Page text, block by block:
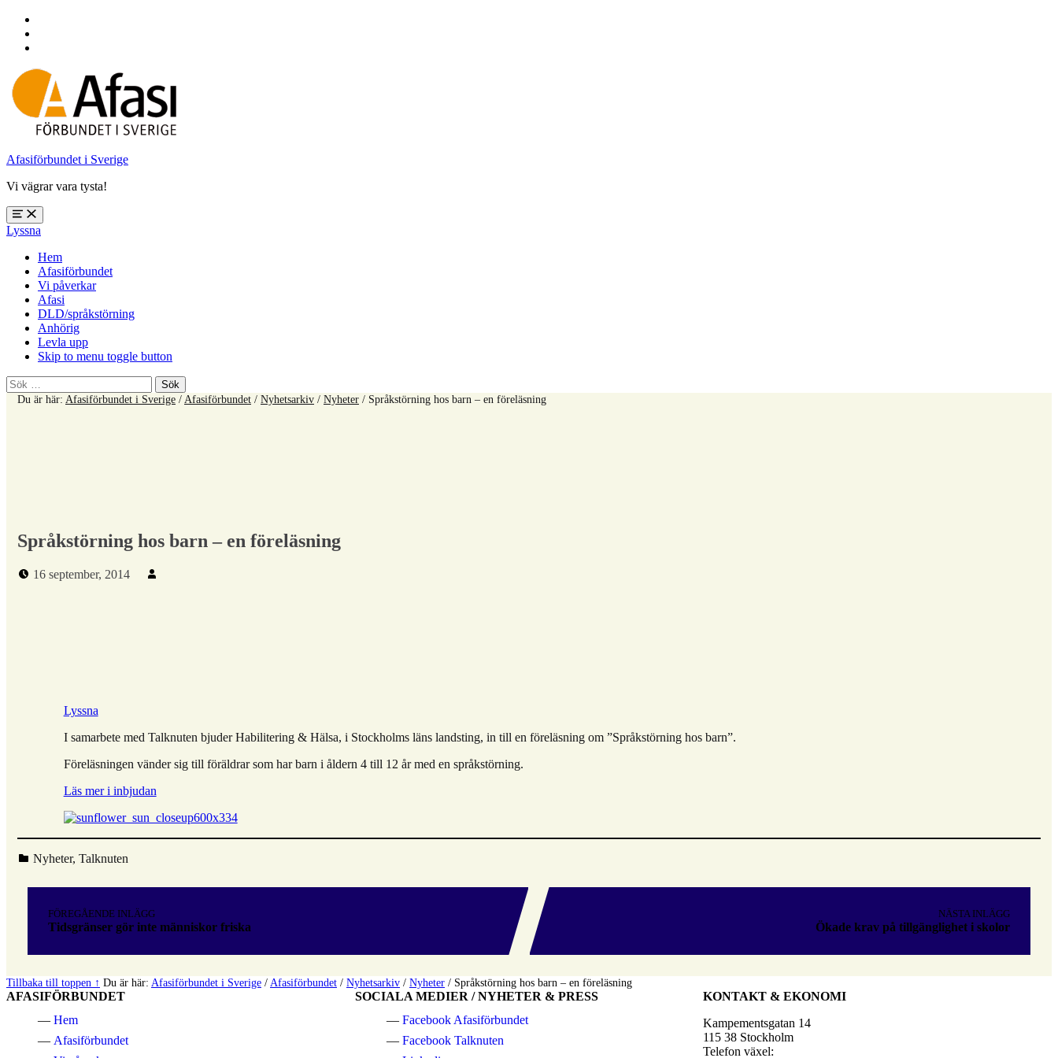
sidfoten
Afasiförbundet i Sverige
Vi vägrar vara tysta!
Öppna
meny:
%s
Lyssna
Hem
Afasiförbundet
Vi påverkar
Afasi
DLD/språkstörning
Anhörig
Levla upp
Skip to menu toggle button
Sök
efter:Du är här: Afasiförbundet i Sverige /Afasiförbundet / Nyhetsarkiv / Nyheter / Språkstörning hos barn – en föreläsning
Språkstörning hos barn – en föreläsning
Publicerad den:
16 september, 2014
Lyssna
I samarbete med Talknuten bjuder Habilitering & Hälsa, i Stockholms läns landsting, in till en föreläsning om ”Språkstörning hos barn”.
Föreläsningen vänder sig till föräldrar som har barn i åldern 4 till 12 år med en språkstörning.
Läs mer i inbjudan
Kategoriserad i:
Nyheter, Talknuten
tillbaka
huvudnavigeringen
FÖREGÅENDE INLÄGG
Tidsgränser gör inte människor friska
NÄSTA INLÄGG
Ökade krav på tillgänglighet i skolor
Tillbaka till toppen ↑ Du är här: Afasiförbundet i Sverige / Afasiförbundet / Nyhetsarkiv / Nyheter / Språkstörning hos barn – en föreläsning
AFASIFÖRBUNDET
Hem
Afasiförbundet
SOCIALA MEDIER / NYHETER & PRESS
Facebook Afasiförbundet
Facebook Talknuten
KONTAKT & EKONOMI
Kampementsgatan 14
115 38 Stockholm
Telefon växel: